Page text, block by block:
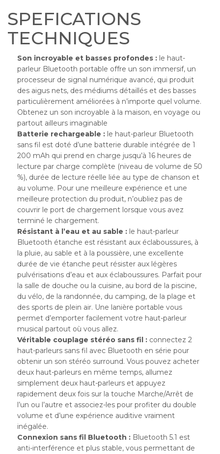
SPEFICATIONS
TECHNIQUES
Son incroyable et basses profondes : le haut-
parleur Bluetooth portable offre un son immersif, un
processeur de signal numérique avancé, qui produit
des aigus nets, des médiums détaillés et des basses
particulièrement améliorées à n’importe quel volume.
Obtenez un son incroyable à la maison, en voyage ou
partout ailleurs imaginable
Batterie rechargeable : le haut-parleur Bluetooth
sans fil est doté d’une batterie durable intégrée de 1
200 mAh qui prend en charge jusqu’à 16 heures de
lecture par charge complète (niveau de volume de 50
%), durée de lecture réelle liée au type de chanson et
au volume. Pour une meilleure expérience et une
meilleure protection du produit, n’oubliez pas de
couvrir le port de chargement lorsque vous avez
terminé le chargement.
Résistant à l’eau et au sable : le haut-parleur
Bluetooth étanche est résistant aux éclaboussures, à
la pluie, au sable et à la poussière, une excellente
durée de vie étanche peut résister aux légères
pulvérisations d’eau et aux éclaboussures. Parfait pour
la salle de douche ou la cuisine, au bord de la piscine,
du vélo, de la randonnée, du camping, de la plage et
des sports de plein air. Une lanière portable vous
permet d’emporter facilement votre haut-parleur
musical partout où vous allez.
Véritable couplage stéréo sans fil : connectez 2
haut-parleurs sans fil avec Bluetooth en série pour
obtenir un son stéréo surround. Vous pouvez acheter
deux haut-parleurs en même temps, allumez
simplement deux haut-parleurs et appuyez
rapidement deux fois sur la touche Marche/Arrêt de
l’un ou l’autre et associez-les pour profiter du double
volume et d’une expérience auditive vraiment
inégalée.
Connexion sans fil Bluetooth : Bluetooth 5.1 est
anti-interférence et plus stable, vous permettant de